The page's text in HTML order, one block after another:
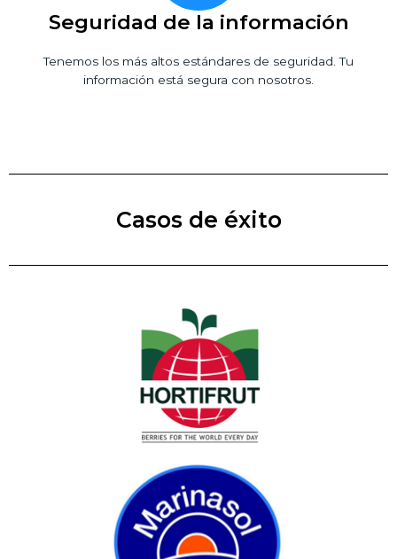
Seguridad de la información
Tenemos los más altos estándares de seguridad. Tu
información está segura con nosotros.
Casos de éxito